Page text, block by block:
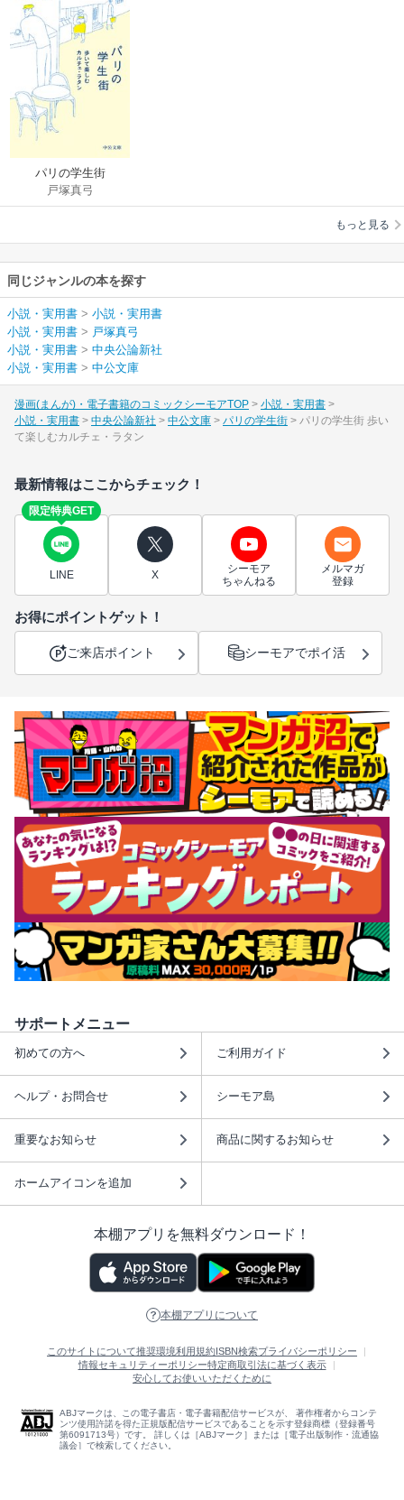
パリの学生街
戸塚真弓
もっと見る
同じジャンルの本を探す
小説・実用書 > 小説・実用書
小説・実用書 > 戸塚真弓
小説・実用書 > 中央公論新社
小説・実用書 > 中公文庫
漫画(まんが)・電子書籍のコミックシーモアTOP
小説・実用書
小説・実用書
中央公論新社 中公文庫 パリの学生街
パリの学生街 歩い
て楽しむカルチェ・ラタン
最新情報はここからチェック！
限定特典GET
LINE X
シーモア
ちゃんねる
メルマガ
登録
お得にポイントゲット！
ご来店ポイント シーモアでポイ活
サポートメニュー
初めての方へ ご利用ガイド
ヘルプ・お問合せ シーモア島
重要なお知らせ 商品に関するお知らせ
ホームアイコンを追加
本棚アプリを無料ダウンロード！
本棚アプリについて
このサイトについて推奨環境利用規約ISBN検索プライバシーポリシー
情報セキュリティーポリシー特定商取引法に基づく表示
安心してお使いいただくために
ABJマークは、この電子書店・電子書籍配信サービスが、 著作権者からコンテ
ンツ使用許諾を得た正規版配信サービスであることを示す登録商標（登録番号
第6091713号）です。 詳しくは［ABJマーク］または［電子出版制作・流通協
議会］で検索してください。